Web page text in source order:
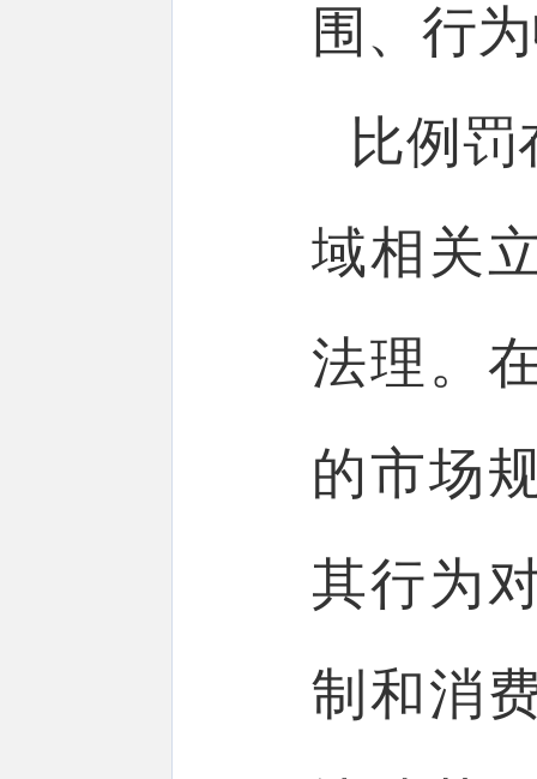
围、行
比例
域相关
法理。
的市场
其行为
制和消